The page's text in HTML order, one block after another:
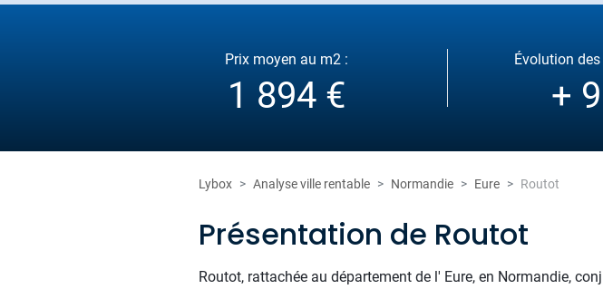
Prix moyen au m2 :
1 894 €
Évolution
+
Lybox Analyse ville rentable Normandie Eure Routot
Présentation de Routot
Routot, rattachée au département de l' Eure, en Normandie,